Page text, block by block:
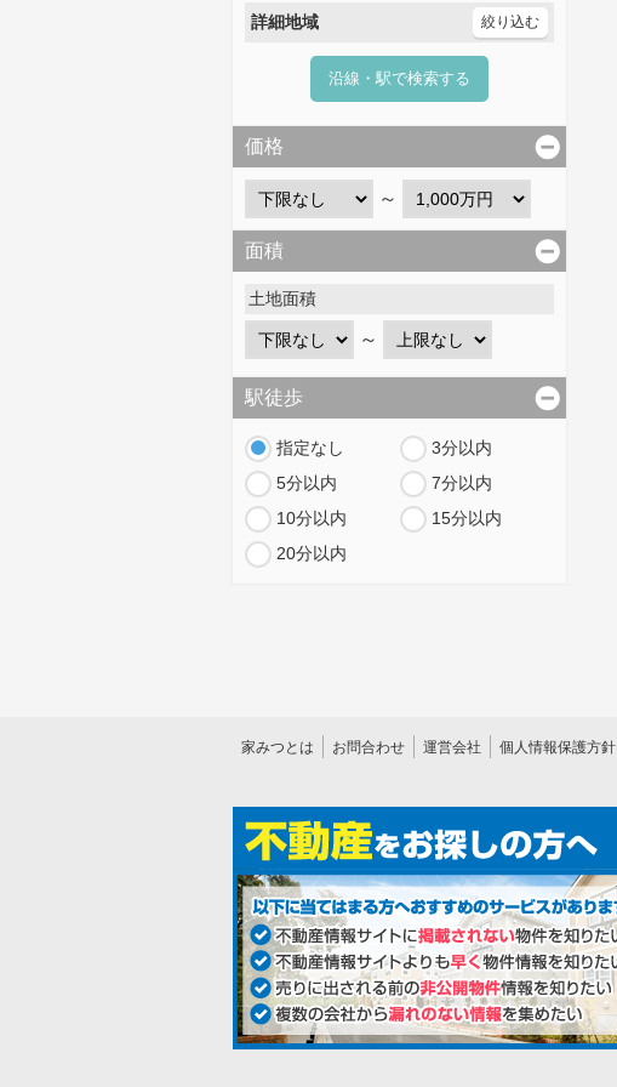
詳細地域
絞り込む
沿線・駅で検索する
価格
～
面積
土地面積
～
駅徒歩
指定なし
3分以内
5分以内
7分以内
10分以内
15分以内
20分以内
家みつとは お問合わせ 運営会社 個人情報保護方針